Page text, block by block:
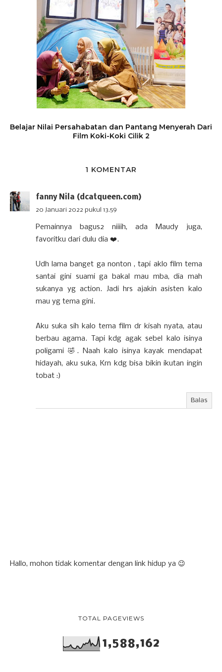
Belajar Nilai Persahabatan dan Pantang Menyerah Dari
Film Koki-Koki Cilik 2
1 KOMENTAR
fanny Nila (dcatqueen.com)
20 Januari 2022 pukul 13.59
Pemainnya bagus2 niiiih, ada Maudy juga,
favoritku dari dulu dia ❤️.
Udh lama banget ga nonton , tapi aklo film tema
santai gini suami ga bakal mau mba, dia mah
sukanya yg action. Jadi hrs ajakin asisten kalo
mau yg tema gini.
Aku suka sih kalo tema film dr kisah nyata, atau
berbau agama. Tapi kdg agak sebel kalo isinya
poligami 🤣. Naah kalo isinya kayak mendapat
hidayah, aku suka, Krn kdg bisa bikin ikutan ingin
tobat :)
Balas
Hallo, mohon tidak komentar dengan link hidup ya 😉
TOTAL PAGEVIEWS
1,588,162